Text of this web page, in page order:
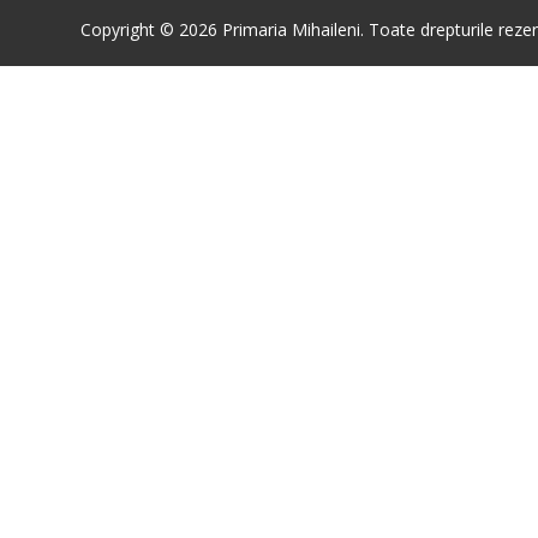
Copyright © 2026 Primaria Mihaileni. Toate drepturile